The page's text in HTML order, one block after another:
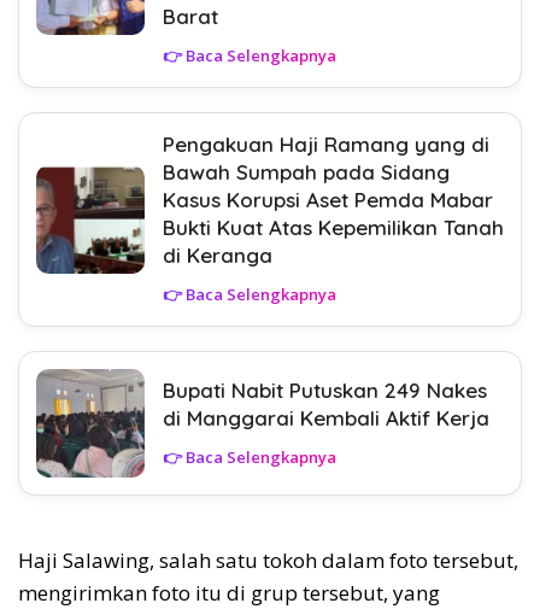
Barat
👉 Baca Selengkapnya
Pengakuan Haji Ramang yang di
Bawah Sumpah pada Sidang
Kasus Korupsi Aset Pemda Mabar
Bukti Kuat Atas Kepemilikan Tanah
di Keranga
👉 Baca Selengkapnya
Bupati Nabit Putuskan 249 Nakes
di Manggarai Kembali Aktif Kerja
👉 Baca Selengkapnya
Haji Salawing, salah satu tokoh dalam foto tersebut,
mengirimkan foto itu di grup tersebut, yang